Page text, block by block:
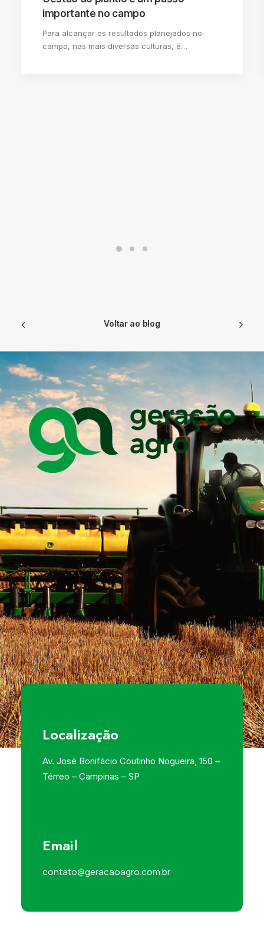
importante no campo
Para alcançar os resultados planejados no
campo, nas mais diversas culturas, é…
Voltar ao blog
Localização
Av. José Bonifácio Coutinho Nogueira, 150 –
Térreo – Campinas – SP
Email
contato@geracaoagro.com.br